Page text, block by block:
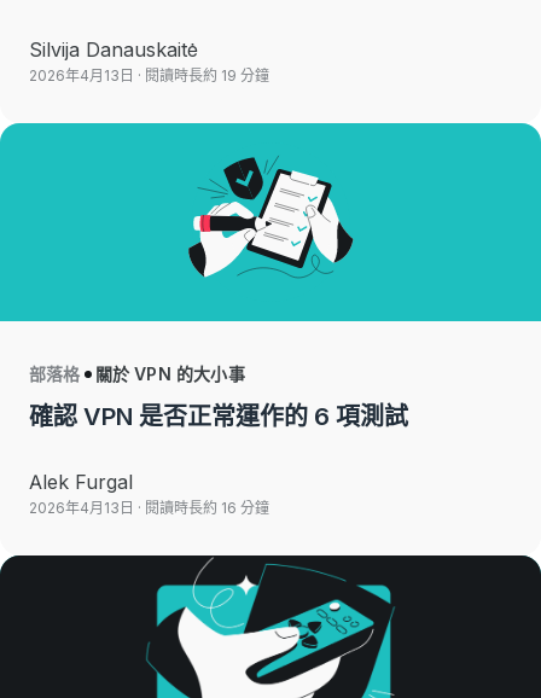
Silvija Danauskaitė
2026年4月13日 · 閱讀時長約 19 分鐘
部落格 關於 VPN 的大小事
確認 VPN 是否正常運作的 6 項測試
Alek Furgal
2026年4月13日 · 閱讀時長約 16 分鐘